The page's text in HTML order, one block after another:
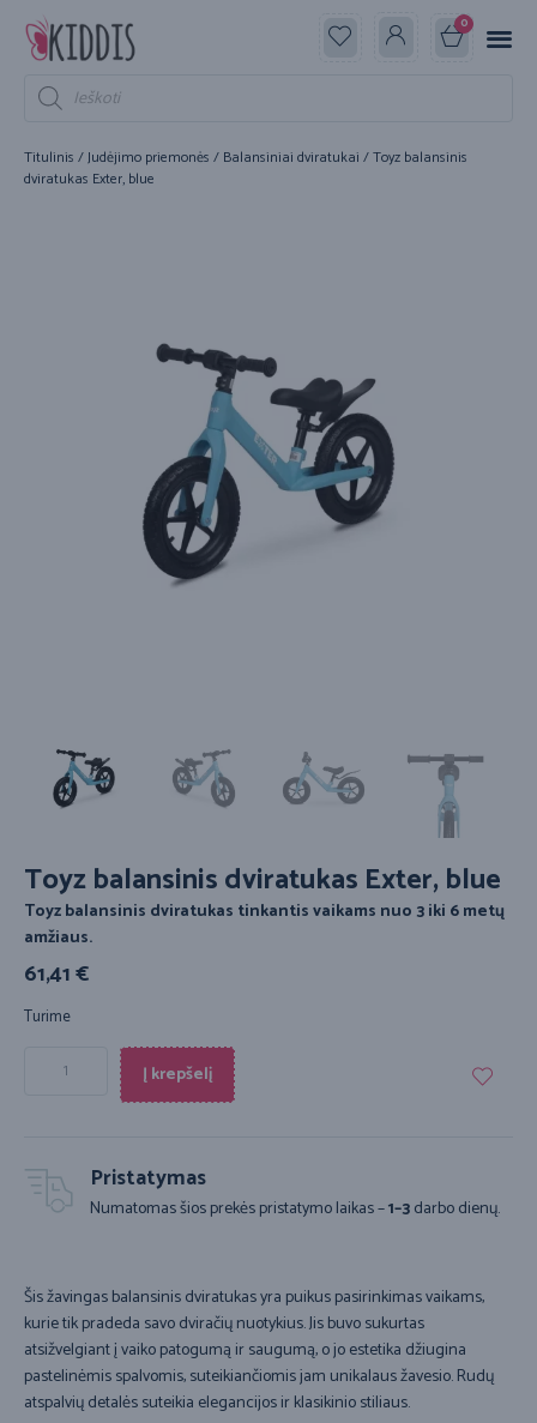
0
Titulinis /Judėjimo priemonės / Balansiniai dviratukai / Toyz balansinis
dviratukas Exter, blue
Toyz balansinis dviratukas Exter, blue
Toyz balansinis dviratukas tinkantis vaikams nuo 3 iki 6 metų
amžiaus.
61,41€
Turime
Į krepšelį
Pristatymas
Numatomas šios prekės pristatymo laikas –1–3darbo dienų.
Šis žavingas balansinis dviratukas yra puikus pasirinkimas vaikams,
kurie tik pradeda savo dviračių nuotykius. Jis buvo sukurtas
atsižvelgiant į vaiko patogumą ir saugumą, o jo estetika džiugina
pastelinėmis spalvomis, suteikiančiomis jam unikalaus žavesio. Rudų
atspalvių detalės suteikia elegancijos ir klasikinio stiliaus.